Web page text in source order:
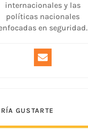
internacionales y las
políticas nacionales
en seguridad.
GUSTARTE